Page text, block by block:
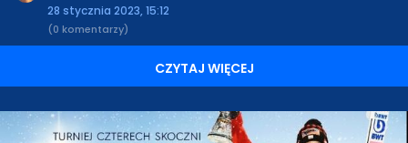
28 stycznia 2023, 15:12
(0 komentarzy)
CZYTAJ WIĘCEJ